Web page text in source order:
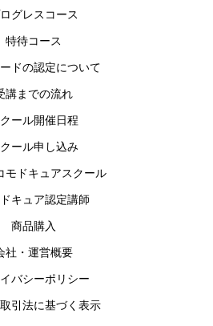
グレスコース
特待コース
ドの認定について
講までの流れ
ール開催日程
ール申し込み
モドキュアスクール
キュア認定講師
商品購入
社・運営概要
バシーポリシー
引法に基づく表示